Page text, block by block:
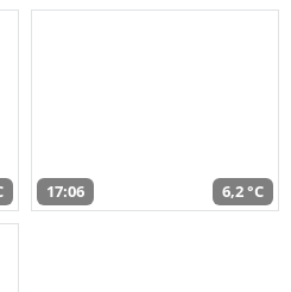
17:06 6,2 °C